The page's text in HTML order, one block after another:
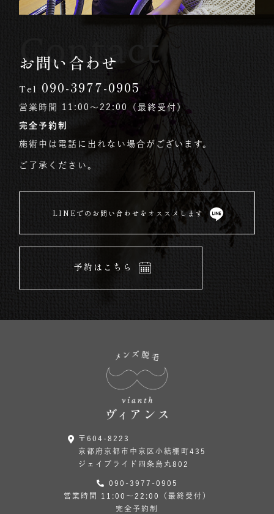
Contact
お問い合わせ
Tel 090-3977-0905
営業時間 11:00〜22:00（最終受付）
完全予約制
施術中は電話に出れない場合がございます。
ご了承ください。
LINEでのお問い合わせをオススメします
予約はこちら
〒604-8223
京都府京都市中京区小結棚町435
ジェイプライド四条烏丸802
090-3977-0905
営業時間 11:00〜22:00（最終受付）
完全予約制